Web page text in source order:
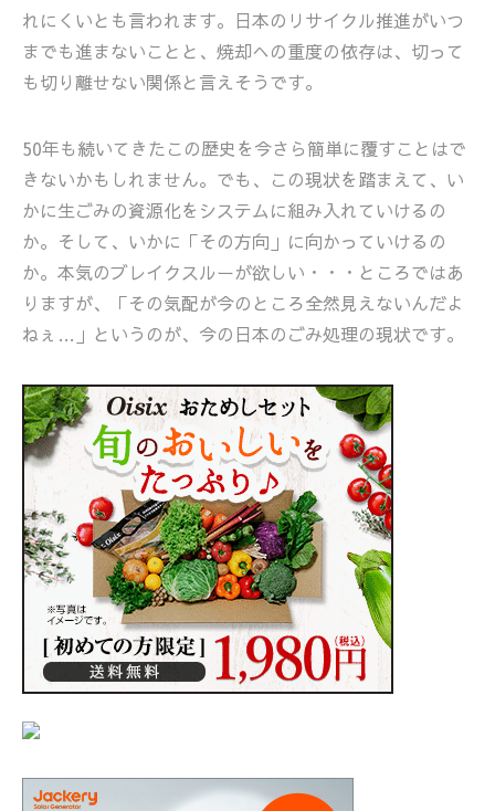
れにくいとも言われます。日本のリサイクル推進がいつ
までも進まないことと、焼却への重度の依存は、切って
も切り離せない関係と言えそうです。
50年も続いてきたこの歴史を今さら簡単に覆すことはで
きないかもしれません。でも、この現状を踏まえて、い
かに生ごみの資源化をシステムに組み入れていけるの
か。そして、いかに「その方向」に向かっていけるの
か。本気のブレイクスルーが欲しい・・・ところではあ
りますが、「その気配が今のところ全然見えないんだよ
ねぇ…」というのが、今の日本のごみ処理の現状です。